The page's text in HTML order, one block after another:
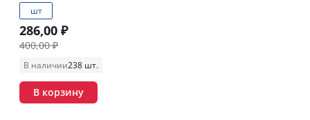
шт
286,00 ₽
400,00 ₽
В наличии238 шт.
В корзину